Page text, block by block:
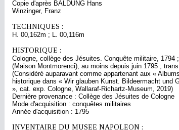
Copie d'après BALDUNG Hans
Winzinger, Franz
TECHNIQUES :
H. 00,162m ; L. 00,116m
HISTORIQUE :
Cologne, collège des Jésuites. Conquête militaire,
(Maison Montmorenci), au moins depuis juin 1795 ;
(Considéré auparavant comme appartenant aux «
historique dans « Wir glauben Kunst. Bildeermacht und
», cat. exp. Cologne, Wallaraf-Richartz-Museum, 2019)
Dernière provenance : Collège des Jésuites de Cologne
Mode d'acquisition : conquêtes militaires
Année d'acquisition : 1795
INVENTAIRE DU MUSEE NAPOLEON :